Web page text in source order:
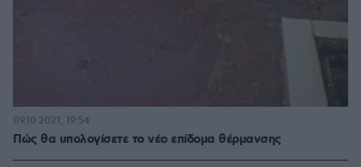
Πώς θα υπολογίσετε το νέο επίδομα θέρμανσης
09.10.2021, 19:54